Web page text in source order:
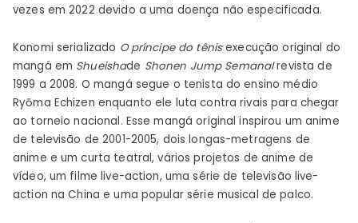
Notícias
vezes em 2022 devido a uma doença não especificada.
Konomi serializado O príncipe do tênisexecução original do
mangá em Shueishade Shonen Jump Semanalrevista de
1999 a 2008. O mangá segue o tenista do ensino médio
Ryōma Echizen enquanto ele luta contra rivais para chegar
ao torneio nacional. Esse mangá original inspirou um anime
de televisão de 2001-2005, dois longas-metragens de
anime e um curta teatral, vários projetos de anime de
vídeo, um filme live-action, uma série de televisão live-
action na China e uma popular série musical de palco.